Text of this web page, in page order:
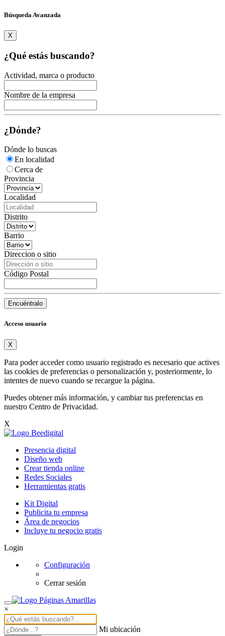
Búsqueda Avanzada
X
¿Qué estás buscando?
Actividad, marca o producto
Nombre de la empresa
¿Dónde?
Dónde lo buscas
En localidad
Cerca de
Provincia
Localidad
Distrito
Barrio
Direccion o sitio
Código Postal
Encuéntralo
Acceso usuario
X
Para poder acceder como usuario registrado es necesario que actives
las cookies de preferencias o personalización y, posteriormente, lo
intentes de nuevo cuando se recargue la página.
Puedes obtener más información, y cambiar tus preferencias en
nuestro Centro de Privacidad.
X
Presencia digital
Diseño web
Crear tienda online
Redes Sociales
Herramientas gratis
Kit Digital
Publicita tu empresa
Área de negocios
Incluye tu negocio gratis
Login
Configuración
Cerrar sesión
×
Mi ubicación